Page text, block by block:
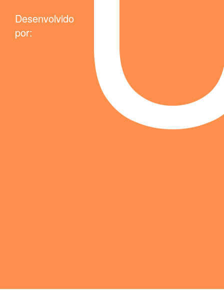
Desenvolvido
por: